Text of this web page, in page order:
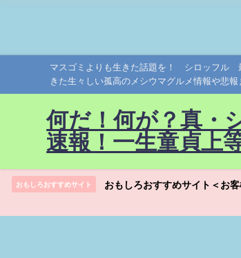
マスゴミよりも生きた話題を！ シロッフル
きた生々しい孤高のメシウマグルメ情報や悲
何だ！何が？真
速報！一生童貞上
おもしろおすすめサイト
おもしろおすすめサイト＜お